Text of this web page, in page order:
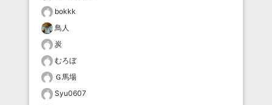
bokkk
鳥人
炭
むろぼ
Ｇ馬場
Syu0607